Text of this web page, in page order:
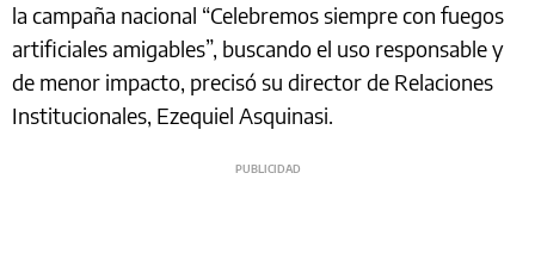
la campaña nacional “Celebremos siempre con fuegos
artificiales amigables”, buscando el uso responsable y
de menor impacto, precisó su director de Relaciones
Institucionales, Ezequiel Asquinasi.